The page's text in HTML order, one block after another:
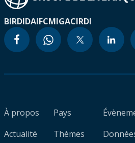
BIRDIDAIFCMIGACIRDI
À propos
Actualité
Pays
Thèmes